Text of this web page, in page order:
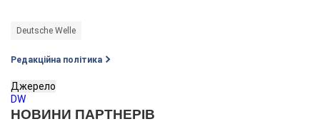
Deutsche Welle
Редакційна політика
Джерело
DW